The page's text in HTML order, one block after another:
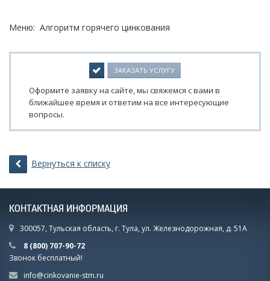
Меню: Алгоритм горячего цинкования
ЗАКАЗАТЬ УСЛУГУ
Оформите заявку на сайте, мы свяжемся с вами в
ближайшее время и ответим на все интересующие
вопросы.
Вернуться к списку
КОНТАКТНАЯ ИНФОРМАЦИЯ
300057, Тульская область, г. Тула, ул. Железнодорожная, д. 51А
8 (800) 707-90-72
Звонок бесплатный!
info@cinkovanie-stm.ru